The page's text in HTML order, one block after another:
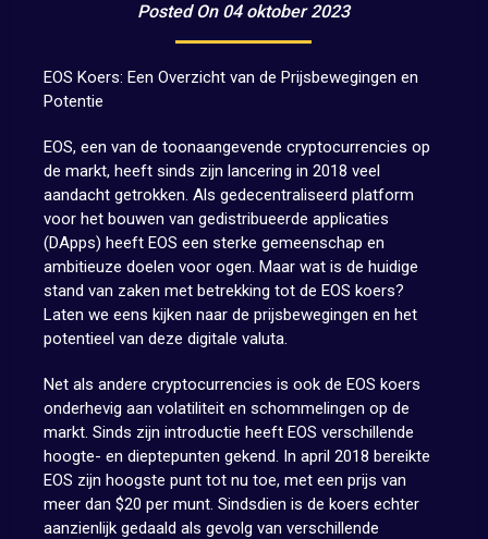
Posted On 04 oktober 2023
EOS Koers: Een Overzicht van de Prijsbewegingen en
Potentie
EOS, een van de toonaangevende cryptocurrencies op
de markt, heeft sinds zijn lancering in 2018 veel
aandacht getrokken. Als gedecentraliseerd platform
voor het bouwen van gedistribueerde applicaties
(DApps) heeft EOS een sterke gemeenschap en
ambitieuze doelen voor ogen. Maar wat is de huidige
stand van zaken met betrekking tot de EOS koers?
Laten we eens kijken naar de prijsbewegingen en het
potentieel van deze digitale valuta.
Net als andere cryptocurrencies is ook de EOS koers
onderhevig aan volatiliteit en schommelingen op de
markt. Sinds zijn introductie heeft EOS verschillende
hoogte- en dieptepunten gekend. In april 2018 bereikte
EOS zijn hoogste punt tot nu toe, met een prijs van
meer dan $20 per munt. Sindsdien is de koers echter
aanzienlijk gedaald als gevolg van verschillende